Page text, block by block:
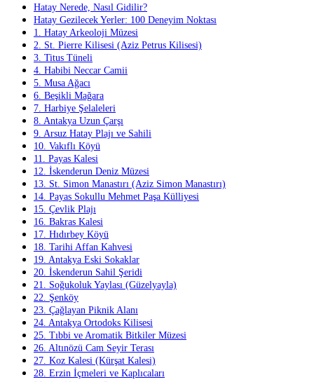
Hatay Nerede, Nasıl Gidilir?
Hatay Gezilecek Yerler: 100 Deneyim Noktası
1. Hatay Arkeoloji Müzesi
2. St. Pierre Kilisesi (Aziz Petrus Kilisesi)
3. Titus Tüneli
4. Habibi Neccar Camii
5. Musa Ağacı
6. Beşikli Mağara
7. Harbiye Şelaleleri
8. Antakya Uzun Çarşı
9. Arsuz Hatay Plajı ve Sahili
10. Vakıflı Köyü
11. Payas Kalesi
12. İskenderun Deniz Müzesi
13. St. Simon Manastırı (Aziz Simon Manastırı)
14. Payas Sokullu Mehmet Paşa Külliyesi
15. Çevlik Plajı
16. Bakras Kalesi
17. Hıdırbey Köyü
18. Tarihi Affan Kahvesi
19. Antakya Eski Sokaklar
20. İskenderun Sahil Şeridi
21. Soğukoluk Yaylası (Güzelyayla)
22. Şenköy
23. Çağlayan Piknik Alanı
24. Antakya Ortodoks Kilisesi
25. Tıbbi ve Aromatik Bitkiler Müzesi
26. Altınözü Cam Seyir Terası
27. Koz Kalesi (Kürşat Kalesi)
28. Erzin İçmeleri ve Kaplıcaları